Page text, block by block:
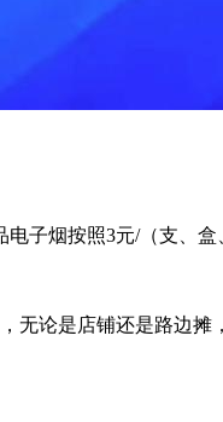
子烟按照3元/（支、盒
无论是店铺还是路边摊